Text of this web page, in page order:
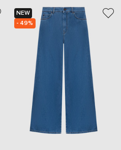
NEW
- 49%